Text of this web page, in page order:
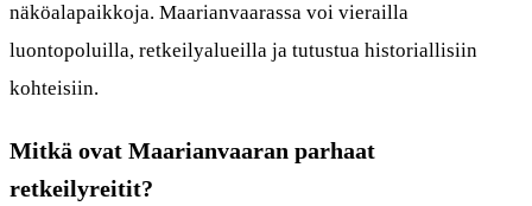
näköalapaikkoja. Maarianvaarassa voi vierailla
luontopoluilla, retkeilyalueilla ja tutustua historiallisiin
kohteisiin.
Mitkä ovat Maarianvaaran parhaat
retkeilyreitit?